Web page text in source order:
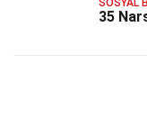
SOSYAL
35